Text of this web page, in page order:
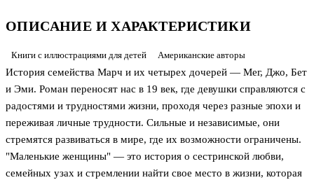
ОПИСАНИЕ И ХАРАКТЕРИСТИКИ
Книги с иллюстрациями для детей Американские авторы
История семейства Марч и их четырех дочерей — Мег, Джо, Бет
и Эми. Роман переносят нас в 19 век, где девушки справляются с
радостями и трудностями жизни, проходя через разные эпохи и
переживая личные трудности. Сильные и независимые, они
стремятся развиваться в мире, где их возможности ограничены.
"Маленькие женщины" — это история о сестринской любви,
семейных узах и стремлении найти свое место в жизни, которая